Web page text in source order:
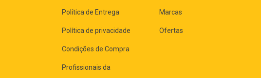
Política de Entrega
Política de privacidade
Condições de Compra
Profissionais da
Marcas
Ofertas